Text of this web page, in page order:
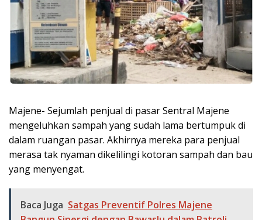
Majene- Sejumlah penjual di pasar Sentral Majene
mengeluhkan sampah yang sudah lama bertumpuk di
dalam ruangan pasar. Akhirnya mereka para penjual
merasa tak nyaman dikelilingi kotoran sampah dan bau
yang menyengat.
Baca Juga Satgas Preventif Polres Majene